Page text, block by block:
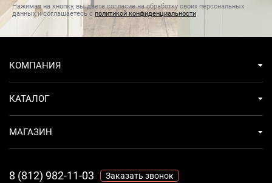
Нажимая на кнопку, вы даете согласие на обработку своих персональных
данных и соглашаетесь с политикой конфиденциальности
КОМПАНИЯ
КАТАЛОГ
МАГАЗИН
8 (812) 982-11-03 Заказать звонок